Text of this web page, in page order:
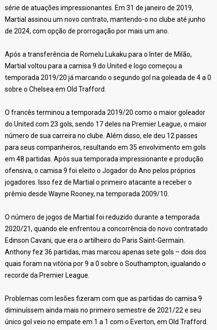
série de atuações impressionantes. Em 31 de janeiro de 2019,
Martial assinou um novo contrato, mantendo-o no clube até junho
de 2024, com opção de prorrogação por mais um ano.
Após a transferência de Romelu Lukaku para o Inter de Milão,
Martial voltou para a camisa 9 do United e logo começou a
temporada 2019/20 já marcando o segundo gol na goleada de 4 a 0
sobre o Chelsea em Old Trafford.
O francês terminou a temporada 2019/20 como o maior goleador
do United com 23 gols, sendo 17 deles na Premier League, o maior
número de sua carreira no clube. Além disso, ele deu 12 passes
para seus companheiros, resultando em 35 envolvimento em gols
em 48 partidas. Após sua temporada impressionante e produção
ofensiva, o camisa 9 foi eleito o Jogador do Ano pelos próprios
jogadores. Isso fez de Martial o primeiro atacante a receber o
prêmio desde Wayne Rooney, na temporada 2009/10.
O número de jogos de Martial foi reduzido durante a temporada
2020/21, quando ele enfrentou a concorrência do novo contratado
Edinson Cavani, que era o artilheiro do Paris Saint-Germain.
Anthony fez 36 partidas, mas marcou apenas sete gols – dois dos
quais foram na vitória por 9 a 0 sobre o Southampton, igualando o
recorde da Premier League.
Problemas com lesões fizeram com que as partidas do camisa 9
diminuíssem ainda mais no primeiro semestre de 2021/22 e seu
único gol veio no empate em 1 a 1 com o Everton, em Old Trafford.